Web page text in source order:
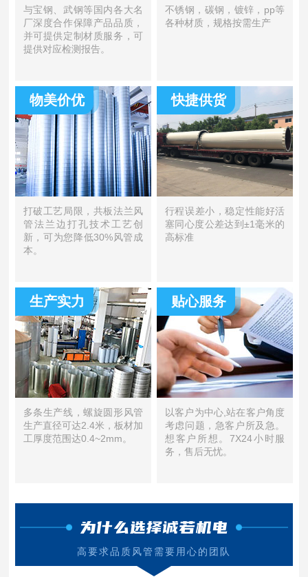
与宝钢、武钢等国内各大名
厂深度合作保障产品品质，
并可提供定制材质服务，可
提供对应检测报告。
不锈钢，碳钢，镀锌，pp等
各种材质，规格按需生产
物美价优
打破工艺局限，共板法兰风
管法兰边打孔技术工艺创
新，可为您降低30%风管成
本。
快捷供货
行程误差小，稳定性能好活
塞同心度公差达到±1毫米的
高标准
生产实力
多条生产线，螺旋圆形风管
生产直径可达2.4米，板材加
工厚度范围达0.4~2mm。
贴心服务
以客户为中心,站在客户角度
考虑问题，急客户所及急。
想客户所想。7X24小时服
务，售后无忧。
为什么选择诚若机电
高要求品质风管需要用心的团队